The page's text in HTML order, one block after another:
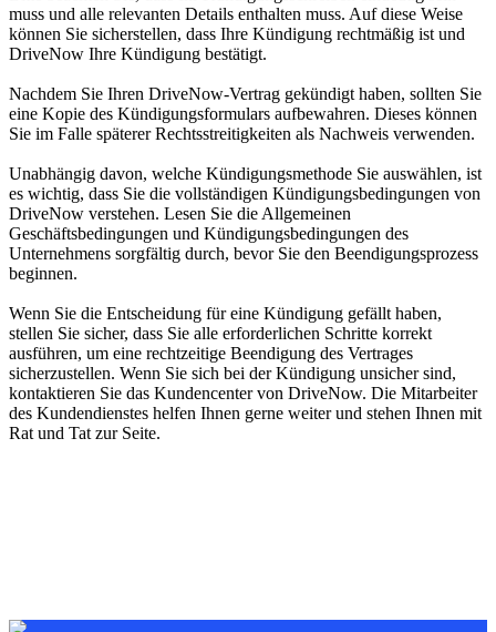
muss und alle relevanten Details enthalten muss. Auf diese Weise
können Sie sicherstellen, dass Ihre Kündigung rechtmäßig ist und
DriveNow Ihre Kündigung bestätigt.
Nachdem Sie Ihren DriveNow-Vertrag gekündigt haben, sollten Sie
eine Kopie des Kündigungsformulars aufbewahren. Dieses können
Sie im Falle späterer Rechtsstreitigkeiten als Nachweis verwenden.
Unabhängig davon, welche Kündigungsmethode Sie auswählen, ist
es wichtig, dass Sie die vollständigen Kündigungsbedingungen von
DriveNow verstehen. Lesen Sie die Allgemeinen
Geschäftsbedingungen und Kündigungsbedingungen des
Unternehmens sorgfältig durch, bevor Sie den Beendigungsprozess
beginnen.
Wenn Sie die Entscheidung für eine Kündigung gefällt haben,
stellen Sie sicher, dass Sie alle erforderlichen Schritte korrekt
ausführen, um eine rechtzeitige Beendigung des Vertrages
sicherzustellen. Wenn Sie sich bei der Kündigung unsicher sind,
kontaktieren Sie das Kundencenter von DriveNow. Die Mitarbeiter
des Kundendienstes helfen Ihnen gerne weiter und stehen Ihnen mit
Rat und Tat zur Seite.